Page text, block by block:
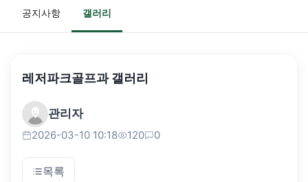
공지사항 갤러리
레저파크골프과 갤러리
관리자
2026-03-10 10:18 120 0
목록